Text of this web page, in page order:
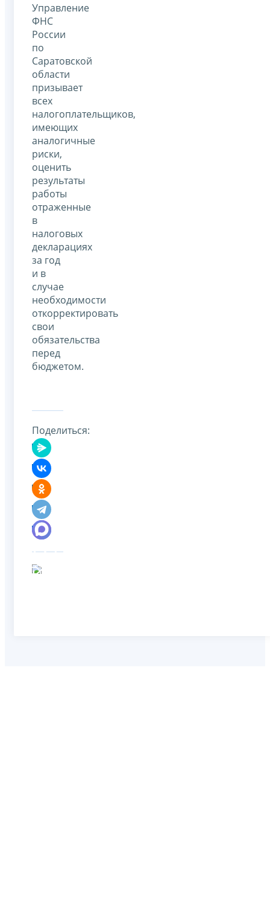
Управление
ФНС
России
по
Саратовской
области
призывает
всех
налогоплательщиков,
имеющих
аналогичные
риски,
оценить
результаты
работы
отраженные
в
налоговых
декларациях
за год
и в
случае
необходимости
откорректировать
свои
обязательства
перед
бюджетом.
Поделиться: